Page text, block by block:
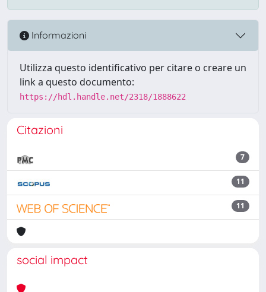
Informazioni
Utilizza questo identificativo per citare o creare un
link a questo documento:
https://hdl.handle.net/2318/1888622
Citazioni
7
11
11
social impact